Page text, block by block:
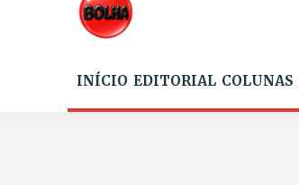
INÍCIO EDITORIAL COLUNAS